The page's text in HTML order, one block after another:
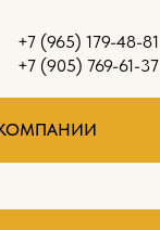
+7 (905) 769-61-37
+7 (965) 179-48-81